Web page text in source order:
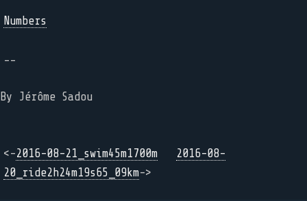
Numbers
--
By Jérôme Sadou
<-2016-08-21_swim45m1700m
2016-08-
20_ride2h24m19s65_09km->